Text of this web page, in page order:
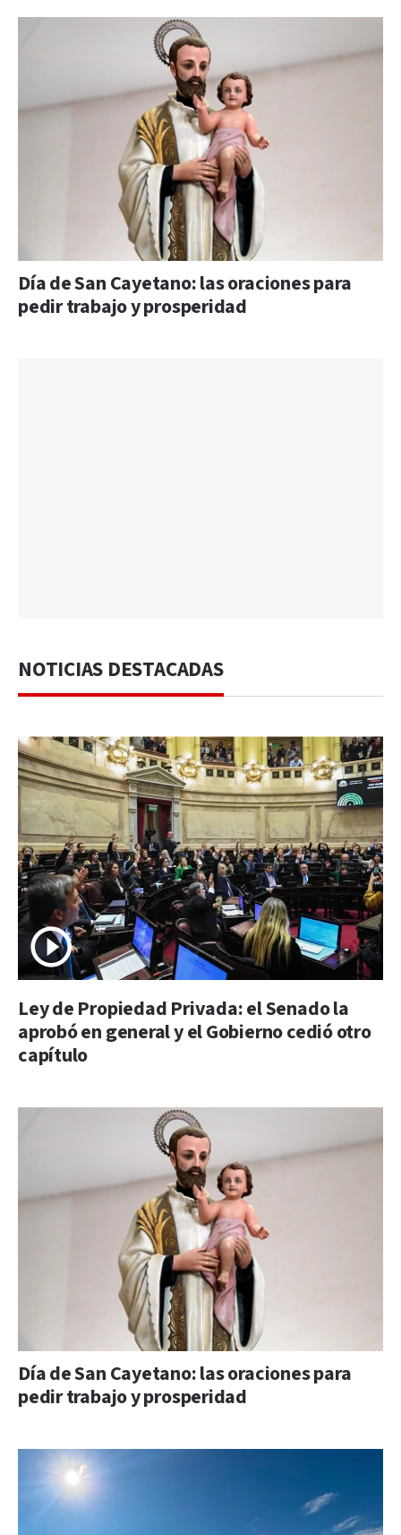
Día de San Cayetano: las oraciones para
pedir trabajo y prosperidad
NOTICIAS DESTACADAS
Ley de Propiedad Privada: el Senado la
aprobó en general y el Gobierno cedió otro
capítulo
Día de San Cayetano: las oraciones para
pedir trabajo y prosperidad